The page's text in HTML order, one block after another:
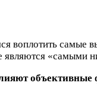
воплотить самые
являются «самыми
объективные